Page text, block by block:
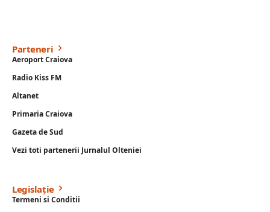
Parteneri
Aeroport Craiova
Radio Kiss FM
Altanet
Primaria Craiova
Gazeta de Sud
Vezi toti partenerii Jurnalul Olteniei
Legislație
Termeni si Conditii